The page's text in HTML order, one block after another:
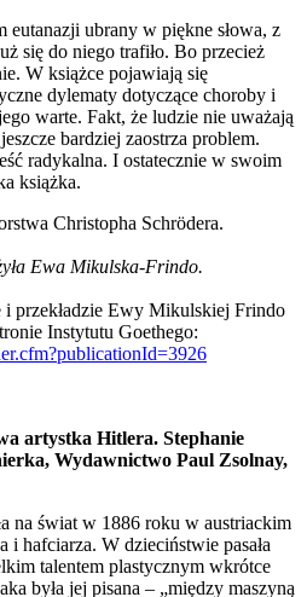
eutanazji ubrany w piękne słowa, z
się do niego trafiło. Bo przecież
W książce pojawiają się
dylematy dotyczące choroby i
warte. Fakt, że ludzie nie uważają
bardziej zaostrza problem.
radykalna. I ostatecznie w swoim
książka.
Christopha Schrödera.
Ewa Mikulska-Frindo.
przekładzie Ewy Mikulskiej Frindo
Instytutu Goethego:
artystka Hitlera. Stephanie
Wydawnictwo Paul Zsolnay,
na świat w 1886 roku w austriackim
hafciarza. W dzieciństwie pasała
talentem plastycznym wkrótce
była jej pisana – „między maszyną